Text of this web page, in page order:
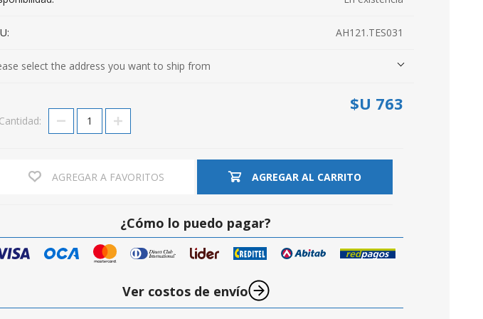
AH121.TES031
select the address you want to ship from
$U 763
Cantidad:
AGREGAR A FAVORITOS AGREGAR AL CARRITO
¿Cómo lo puedo pagar?
Ver costos de envío